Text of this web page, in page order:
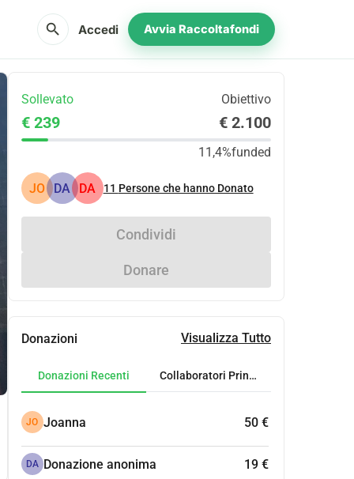
search Accedi Avvia Raccoltafondi
Sollevato Obiettivo
€ 239 € 2.100
11,4%funded
JO DA DA 11 Persone che hanno Donato
Condividi
Donare
Donazioni Visualizza Tutto
Donazioni Recenti Collaboratori Principali
JO Joanna 50 €
DA Donazione anonima 19 €